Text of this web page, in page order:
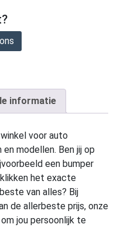
informatie
voor auto
modellen. Ben jij op
een bumper
het exacte
van alles? Bij
de allerbeste prijs, onze
jou persoonlijk te